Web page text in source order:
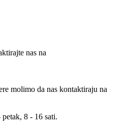
nas na
molimo da nas kontaktiraju na
8 - 16 sati.